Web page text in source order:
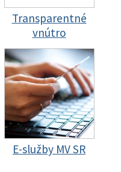
Transparentné
vnútro
E-služby MV SR